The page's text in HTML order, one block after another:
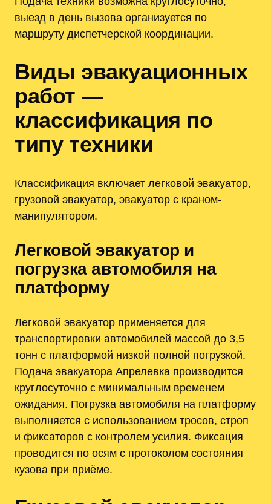
выезд в день вызова организуется по
маршруту диспетчерской координации.
Виды эвакуационных
работ —
классификация по
типу техники
Классификация включает легковой эвакуатор,
грузовой эвакуатор, эвакуатор с краном-
манипулятором.
Легковой эвакуатор и
погрузка автомобиля на
платформу
Легковой эвакуатор применяется для
транспортировки автомобилей массой до 3,5
тонн с платформой низкой полной погрузкой.
Подача эвакуатора Апрелевка производится
круглосуточно с минимальным временем
ожидания. Погрузка автомобиля на платформу
выполняется с использованием тросов, строп
и фиксаторов с контролем усилия. Фиксация
проводится по осям с протоколом состояния
кузова при приёме.